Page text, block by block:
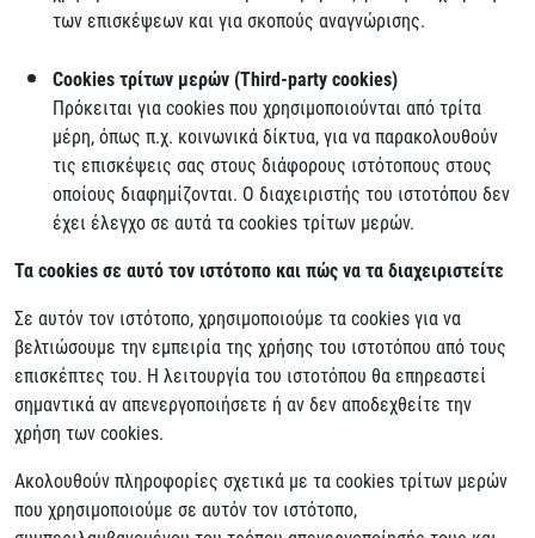
των επισκέψεων και για σκοπούς αναγνώρισης.
Cookies τρίτων μερών (Third-party cookies)
Πρόκειται για cookies που χρησιμοποιούνται από τρίτα
μέρη, όπως π.χ. κοινωνικά δίκτυα, για να παρακολουθούν
τις επισκέψεις σας στους διάφορους ιστότοπους στους
οποίους διαφημίζονται. Ο διαχειριστής του ιστοτόπου δεν
έχει έλεγχο σε αυτά τα cookies τρίτων μερών.
Τα cookies σε αυτό τον ιστότοπο και πώς να τα διαχειριστείτε
Σε αυτόν τον ιστότοπο, χρησιμοποιούμε τα cookies για να
βελτιώσουμε την εμπειρία της χρήσης του ιστοτόπου από τους
επισκέπτες του. Η λειτουργία του ιστοτόπου θα επηρεαστεί
σημαντικά αν απενεργοποιήσετε ή αν δεν αποδεχθείτε την
χρήση των cookies.
Ακολουθούν πληροφορίες σχετικά με τα cookies τρίτων μερών
που χρησιμοποιούμε σε αυτόν τον ιστότοπο,